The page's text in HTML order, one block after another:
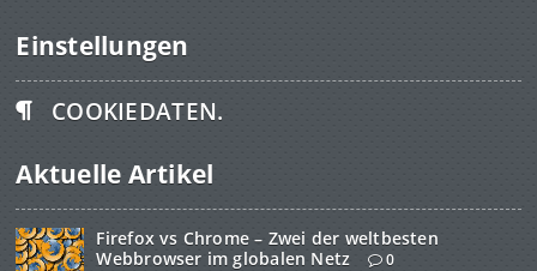
Einstellungen
COOKIEDATEN.
Aktuelle Artikel
Firefox vs Chrome – Zwei der weltbesten
Webbrowser im globalen Netz
0